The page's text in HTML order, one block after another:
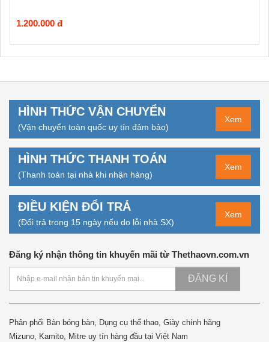
1.200.000 đ
HÌNH THỨC VẬN CHUYỂN
(Vận chuyển toàn quốc uy tín đảm bảo)
Xem
HÌNH THỨC THANH TOÁN
(Thanh toán tại nhà khi nhận hàng)
Xem
ĐIỀU KIỆN ĐỔI TRẢ
(Đổi trả trong 15 ngày nếu do lỗi nhà SX)
Xem
Đăng ký nhận thông tin khuyến mãi từ Thethaovn.com.vn
ĐĂNG KÍ
Phân phối Bàn bóng bàn, Dụng cụ thể thao, Giày chính hãng
Mizuno, Kamito, Mitre uy tín hàng đầu tại Việt Nam